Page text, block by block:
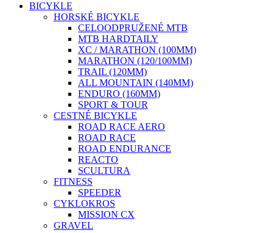
BICYKLE
HORSKÉ BICYKLE
CELOODPRUŽENÉ MTB
MTB HARDTAILY
XC / MARATHON (100MM)
MARATHON (120/100MM)
TRAIL (120MM)
ALL MOUNTAIN (140MM)
ENDURO (160MM)
SPORT & TOUR
CESTNÉ BICYKLE
ROAD RACE AERO
ROAD RACE
ROAD ENDURANCE
REACTO
SCULTURA
FITNESS
SPEEDER
CYKLOKROS
MISSION CX
GRAVEL